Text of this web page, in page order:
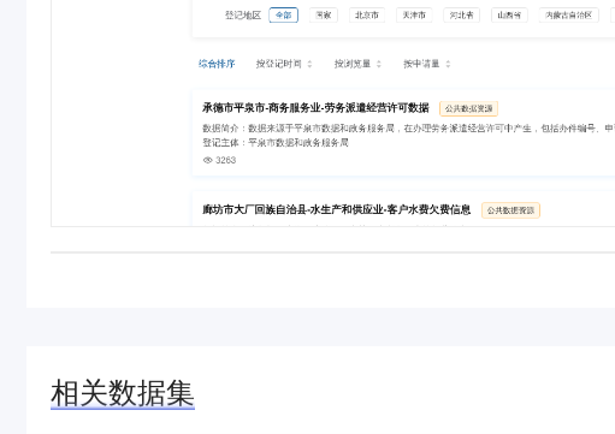
相关数据集